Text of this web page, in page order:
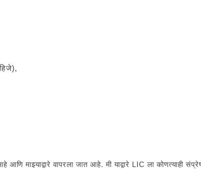
माझ्याद्वारे वापरला जात आहे. मी याद्वारे LIC ला कोणत्याही